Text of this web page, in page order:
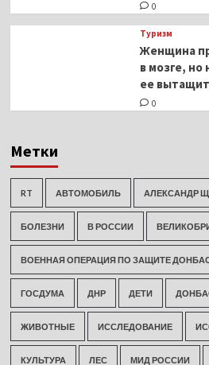
0
Туризм
Женщина
в мозге, но
ее
0
Метки
RT АВТОМОБИЛЬ АЛЕКСАНДР
БОЛЕЗНИ В РОССИИ
ВОЕННАЯ ОПЕРАЦИЯ ПО ЗАЩИТЕ
ГОСДУМА ДНР ДЕТИ
ЖИВОТНЫЕ ИССЛЕДОВАНИЕ
КУЛЬТУРА ЛЕС МИД РОССИИ